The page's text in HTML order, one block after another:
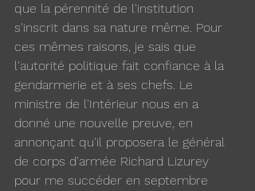
que la pérennité de l'institution
s'inscrit dans sa nature même. Pour
ces mêmes raisons, je sais que
l'autorité politique fait confiance à la
gendarmerie et à ses chefs. Le
ministre de l'Intérieur nous en a
donné une nouvelle preuve, en
annonçant qu'il proposera le général
de corps d'armée Richard Lizurey
pour me succéder en septembre